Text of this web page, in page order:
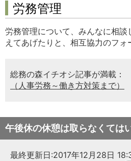
労務管理
労務管理について、みんなに相談
えてあげたりと、相互協力のフォ
総務の森イチオシ記事が満載：
（人事労務～働き方対策まで）
午後休の休憩は取らなくては
最終更新日:2017年12月28日